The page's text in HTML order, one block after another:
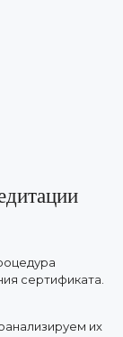
сертификата.
их